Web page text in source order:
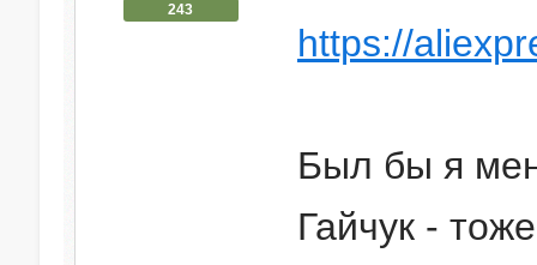
243
https://
Был бы я
Гайчук -